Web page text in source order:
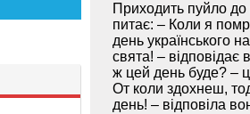
Приходить пуйло
питає: – Коли я
день українського
свята! – відповідає
ж цей день буде? –
От коли здохнеш,
день! – відповіла